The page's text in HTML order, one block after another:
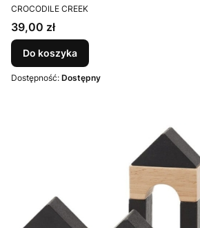
PRODUCENT
CROCODILE CREEK
Cena
39,00 zł
Do koszyka
Dostępność: Dostępny